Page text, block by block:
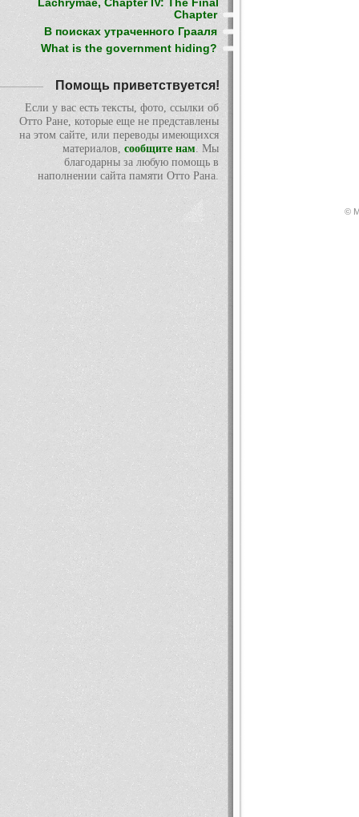
Lachrymae, Chapter IV: The Final
Chapter
В поисках утраченного Грааля
What is the government hiding?
Помощь приветствуется!
Если у вас есть тексты, фото, ссылки об
Отто Ране, которые еще не представлены
на этом сайте, или переводы имеющихся
материалов, сообщите нам. Мы
благодарны за любую помощь в
наполнении сайта памяти Отто Рана.
©